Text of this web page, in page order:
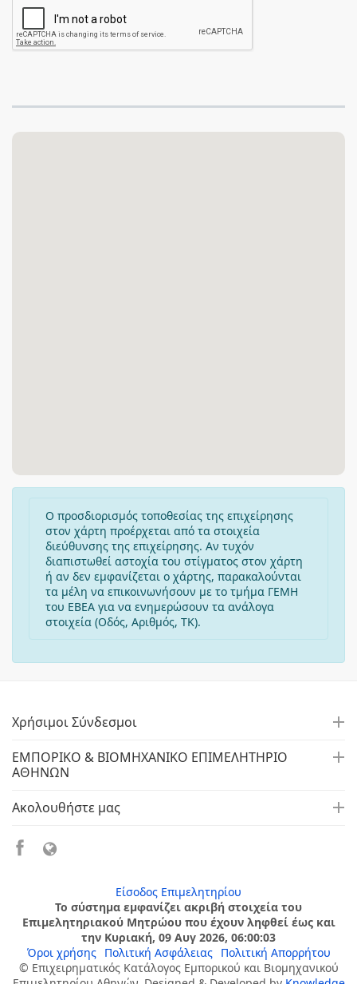
Ο προσδιορισμός τοποθεσίας της επιχείρησης
στον χάρτη προέρχεται από τα στοιχεία
διεύθυνσης της επιχείρησης. Αν τυχόν
διαπιστωθεί αστοχία του στίγματος στον χάρτη
ή αν δεν εμφανίζεται ο χάρτης, παρακαλούνται
τα μέλη να επικοινωνήσουν με το τμήμα ΓΕΜΗ
του ΕΒΕΑ για να ενημερώσουν τα ανάλογα
στοιχεία (Οδός, Αριθμός, ΤΚ).
Χρήσιμοι Σύνδεσμοι
ΕΜΠΟΡΙΚΟ & ΒΙΟΜΗΧΑΝΙΚΟ ΕΠΙΜΕΛΗΤΗΡΙΟ
ΑΘΗΝΩΝ
Ακολουθήστε μας
Είσοδος Επιμελητηρίου
Το σύστημα εμφανίζει ακριβή στοιχεία του
Επιμελητηριακού Μητρώου που έχουν ληφθεί έως και
την Κυριακή, 09 Αυγ 2026, 06:00:03
Όροι χρήσης
Πολιτική Ασφάλειας
Πολιτική Απορρήτου
© Επιχειρηματικός Κατάλογος Εμπορικού και Βιομηχανικού